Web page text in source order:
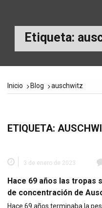
Etiqueta:
Inicio Blog auschwitz
ETIQUETA:
3 de enero de 2023
Hace 69 años las tropas
de concentración de
Hace 69 años terminaba la